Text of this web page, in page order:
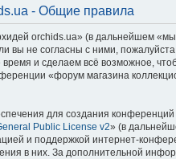
- Общие правила
orchids.ua» (в дальнейшем
вы не согласны с ними,
и сделаем всё возможное,
«форум магазина
для создания
Public License v2» (в
и поддержкой интернет-
в них. За дополнительной